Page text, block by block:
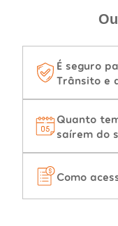
É seguro
Trânsito e
Quanto
saírem do
Como